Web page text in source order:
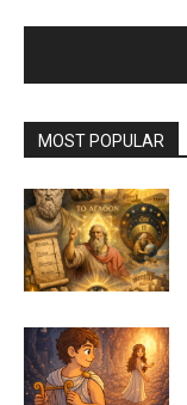
MOST POPULAR